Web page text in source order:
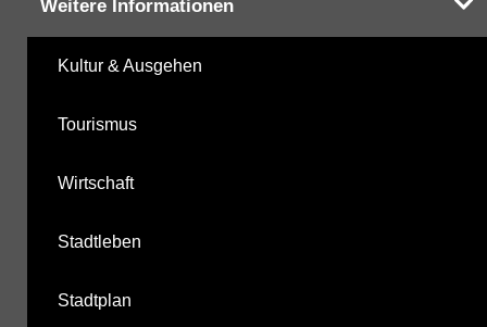
Weitere Informationen
Kultur & Ausgehen
Tourismus
Wirtschaft
Stadtleben
Stadtplan